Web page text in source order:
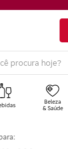
Beleza
& Saúde